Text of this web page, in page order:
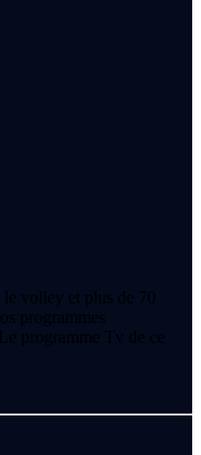
volley et plus de 70
programmes
programme Tv de ce